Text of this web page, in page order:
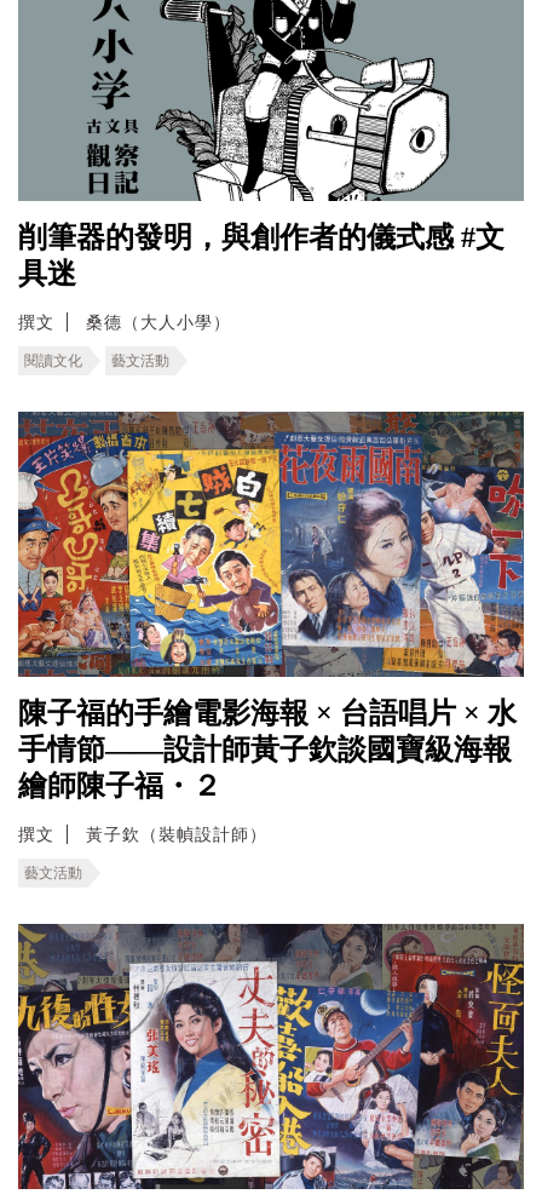
削筆器的發明，與創作者的儀式感 #文
具迷
撰文 桑德（大人小學）
閱讀文化 藝文活動
陳子福的手繪電影海報 × 台語唱片 × 水
手情節——設計師黃子欽談國寶級海報
繪師陳子福・２
撰文 黃子欽（裝幀設計師）
藝文活動